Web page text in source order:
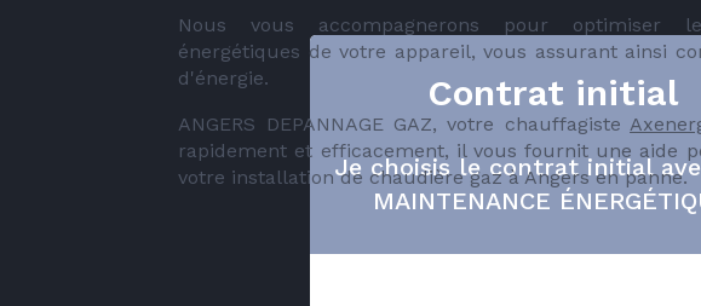
Nous vous accompagnerons pour optimiser
énergétiques de votre appareil, vous assurant ainsi
d'énergie.
ANGERS DEPANNAGE GAZ, votre chauffagiste
rapidement et efficacement, il vous fournit une aide
votre installation de chaudière gaz à Angers en panne.
Contrat initial
Je choisis le contrat initial
MAINTENANCE